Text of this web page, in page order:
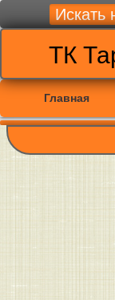
ТК
Главная